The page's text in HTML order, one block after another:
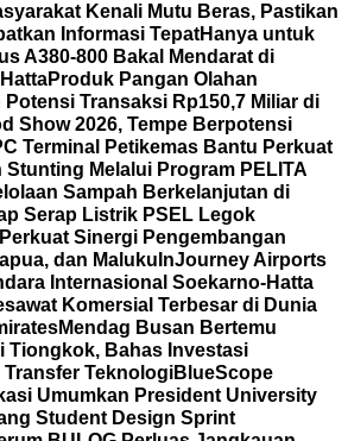
Kenali Mutu Beras, Pastikan
Informasi TepatHanya untuk
A380-800 Bakal Mendarat di
Produk Pangan Olahan
Transaksi Rp150,7 Miliar di
Show 2026, Tempe Berpotensi
Terminal Petikemas Bantu Perkuat
Stunting Melalui Program PELITA
Sampah Berkelanjutan di
Serap Listrik PSEL Legok
Sinergi Pengembangan
dan Maluku InJourney Airports
Internasional Soekarno-Hatta
Komersial Terbesar di Dunia
Mendag Busan Bertemu
Tiongkok, Bahas Investasi
TeknologiBlueScope
Umumkan President University
Student Design Sprint